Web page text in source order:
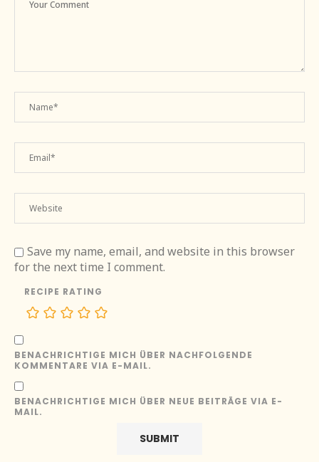
Save my name, email, and website in this browser
for the next time I comment.
RECIPE RATING
BENACHRICHTIGE MICH ÜBER NACHFOLGENDE
KOMMENTARE VIA E-MAIL.
BENACHRICHTIGE MICH ÜBER NEUE BEITRÄGE VIA E-
MAIL.